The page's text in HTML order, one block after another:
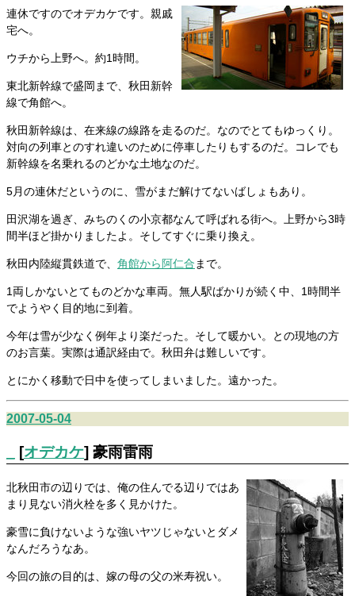
連休ですのでオデカケです。親戚
宅へ。
ウチから上野へ。約1時間。
東北新幹線で盛岡まで、秋田新幹
線で角館へ。
秋田新幹線は、在来線の線路を走るのだ。なのでとてもゆっくり。
対向の列車とのすれ違いのために停車したりもするのだ。コレでも
新幹線を名乗れるのどかな土地なのだ。
5月の連休だというのに、雪がまだ解けてないばしょもあり。
田沢湖を過ぎ、みちのくの小京都なんて呼ばれる街へ。上野から3時
間半ほど掛かりましたよ。そしてすぐに乗り換え。
秋田内陸縦貫鉄道で、 角館から阿仁合 まで。
1両しかないとてものどかな車両。無人駅ばかりが続く中、1時間半
でようやく目的地に到着。
今年は雪が少なく例年より楽だった。そして暖かい。との現地の方
のお言葉。実際は通訳経由で。秋田弁は難しいです。
とにかく移動で日中を使ってしまいました。遠かった。
2007-05-04
[オデカケ] 豪雨雷雨
北秋田市の辺りでは、俺の住んでる辺りではあ
まり見ない消火栓を多く見かけた。
豪雪に負けないような強いヤツじゃないとダメ
なんだろうなあ。
今回の旅の目的は、嫁の母の父の米寿祝い。